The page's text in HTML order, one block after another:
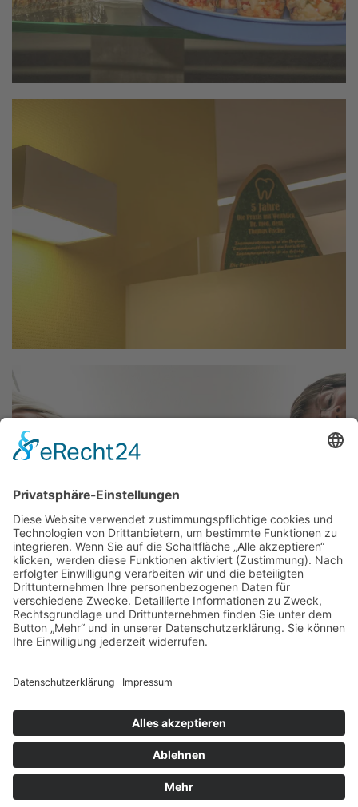
Thomas-Müntzer-Straße 40, 36404 Vacha, Tel. 036962 -
und nach Vereinbarung
2026 · Dr. med. dent. Thomas Fischer ·
Impressum·Datenschutzerklärung